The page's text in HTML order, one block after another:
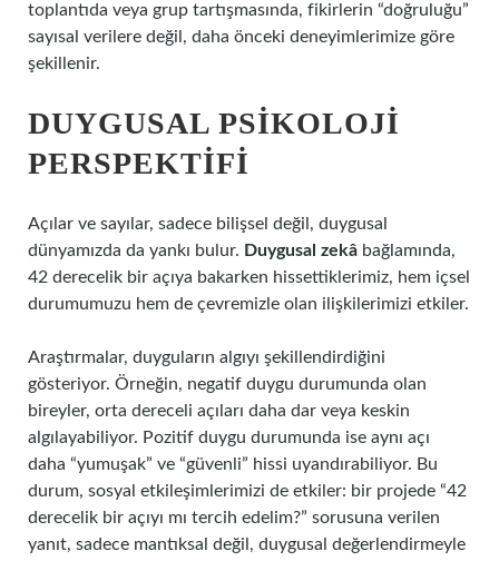
toplantıda veya grup tartışmasında, fikirlerin “doğruluğu”
sayısal verilere değil, daha önceki deneyimlerimize göre
şekillenir.
DUYGUSAL PSIKOLOJI
PERSPEKTIFI
Açılar ve sayılar, sadece bilişsel değil, duygusal
dünyamızda da yankı bulur. Duygusal zekâ bağlamında,
42 derecelik bir açıya bakarken hissettiklerimiz, hem içsel
durumumuzu hem de çevremizle olan ilişkilerimizi etkiler.
Araştırmalar, duyguların algıyı şekillendirdiğini
gösteriyor. Örneğin, negatif duygu durumunda olan
bireyler, orta dereceli açıları daha dar veya keskin
algılayabiliyor. Pozitif duygu durumunda ise aynı açı
daha “yumuşak” ve “güvenli” hissi uyandırabiliyor. Bu
durum, sosyal etkileşimlerimizi de etkiler: bir projede “42
derecelik bir açıyı mı tercih edelim?” sorusuna verilen
yanıt, sadece mantıksal değil, duygusal değerlendirmeyle